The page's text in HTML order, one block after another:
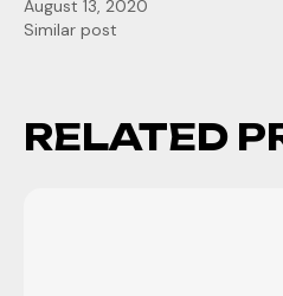
August 13, 2020
Similar post
RELATED